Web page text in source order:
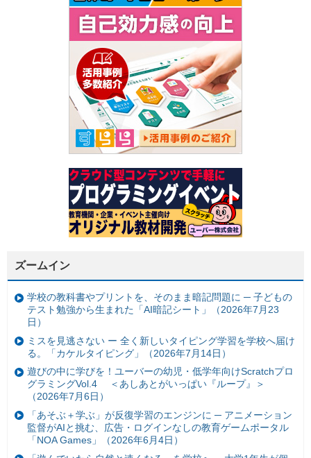
ズームイン
学校の教科書やプリントを、そのまま暗記問題に ─ 子どもの
テスト勉強から生まれた「AI暗記シート」（2026年7月23
日）
ミスを見逃さない ー 全く新しいタイピング学習を学校へ届け
る。「カケルタイピング」（2026年7月14日）
遊びの中に学びを！ユーバーの幼児・低学年向けScratchプロ
グラミングVol.4 ＜あしあとがいっぱい『ループ』＞
（2026年7月6日）
「あそぶ＋学ぶ」が反復学習のエンジンに ─ アニメーション
監督がAIと挑む、広告・ログインなしの教育ゲームポータル
「NOA Games」（2026年6月4日）